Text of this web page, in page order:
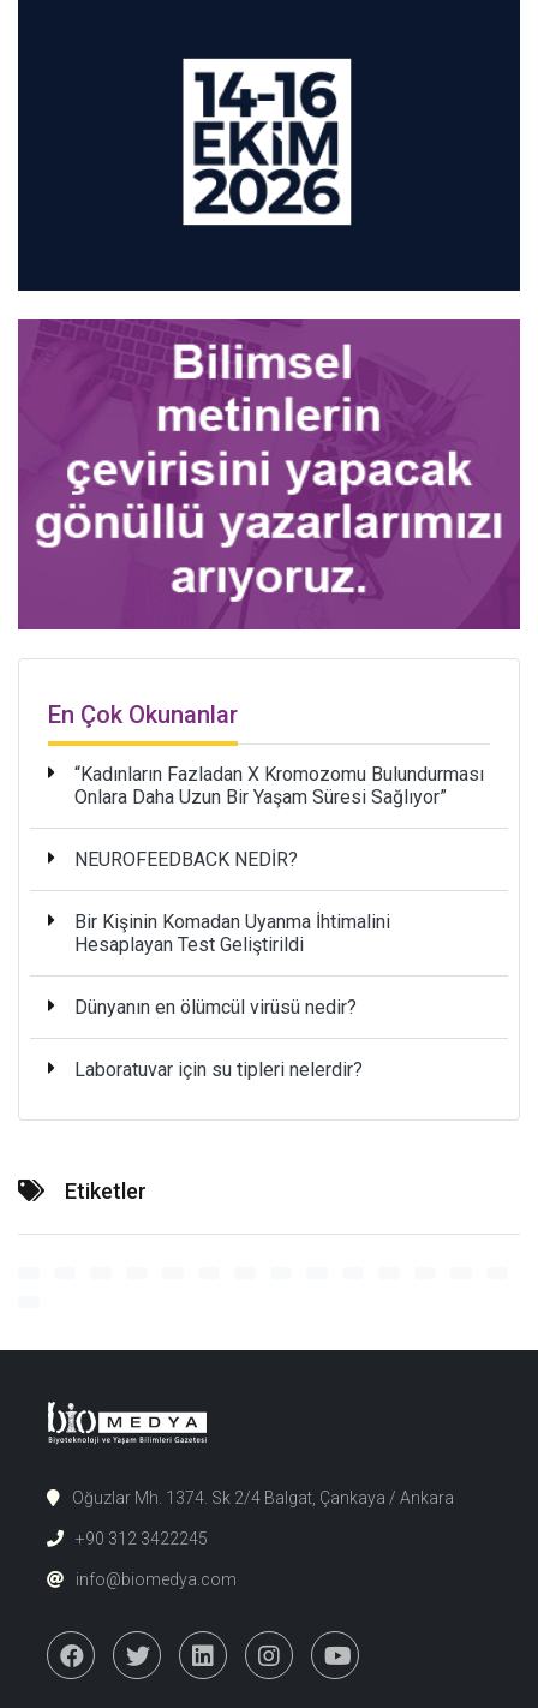
En Çok Okunanlar
“Kadınların Fazladan X Kromozomu Bulundurması
Onlara Daha Uzun Bir Yaşam Süresi Sağlıyor”
NEUROFEEDBACK NEDİR?
Bir Kişinin Komadan Uyanma İhtimalini
Hesaplayan Test Geliştirildi
Dünyanın en ölümcül virüsü nedir?
Laboratuvar için su tipleri nelerdir?
Etiketler
Oğuzlar Mh. 1374. Sk 2/4 Balgat, Çankaya / Ankara
+90 312 3422245
info@biomedya.com